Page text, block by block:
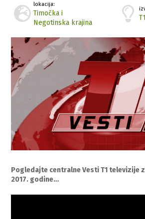
lokacija:
Timočka i
Negotinska krajina
Pogledajte centralne Vesti T1 televizije
2017. godine…